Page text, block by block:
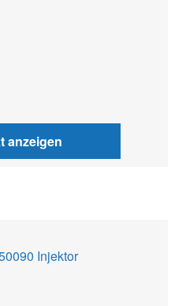
anzeigen
Injektor